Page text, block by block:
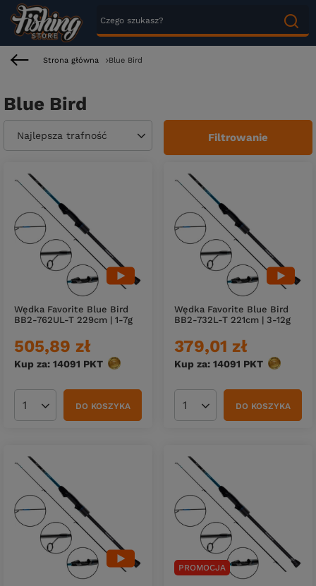
Strona główna Blue Bird
Blue Bird
Zmień sortowanie
Najlepsza trafność Filtrowanie
Wędka Favorite Blue Bird
BB2‑762UL‑T 229cm | 1-7g
505,89 zł
Kup za: 14091 PKT punktów
Ilość produktówDO KOSZYKA
Wędka Favorite Blue Bird
BB2‑732L‑T 221cm | 3-12g
379,01 zł
Kup za: 14091 PKT punktów
Ilość produktówDO KOSZYKA
PROMOCJA